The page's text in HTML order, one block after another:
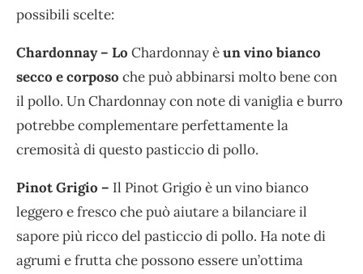
possibili scelte:
Chardonnay – Lo Chardonnay èun vino bianco
secco e corposo che può abbinarsi molto bene con
il pollo. Un Chardonnay con note di vaniglia e burro
potrebbe complementare perfettamente la
cremosità di questo pasticcio di pollo.
Pinot Grigio – Il Pinot Grigio è un vino bianco
leggero e fresco che può aiutare a bilanciare il
sapore più ricco del pasticcio di pollo. Ha note di
agrumi e frutta che possono essere un’ottima